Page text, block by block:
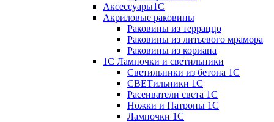
Аксессуары1С
Акриловые раковины
Раковины из терраццо
Раковины из литьевого мрамора
Раковины из кориана
1С Лампочки и светильники
Светильники из бетона 1С
СВЕТильники 1С
Расеиватели света 1С
Ножки и Патроны 1С
Лампочки 1С